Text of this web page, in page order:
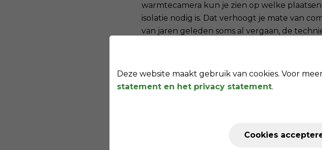
warmtecamera kun je zien op welke
isolatie nodig is. Dat verhoogt je mate van
van jaren geleden soms al vergaan, de
Jim (bestuurslid VEMS en vrijwillige
dorpskernen beschikbaar stelt, kunnen we
Deze website maakt gebruik van cookies. Voor
statement en het privacy statement.
Cookies